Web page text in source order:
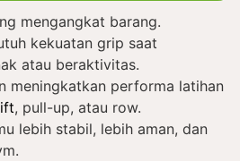
mengangkat barang.
kekuatan grip saat
atau beraktivitas.
meningkatkan performa latihan
, pull-up, atau row.
lebih stabil, lebih aman, dan